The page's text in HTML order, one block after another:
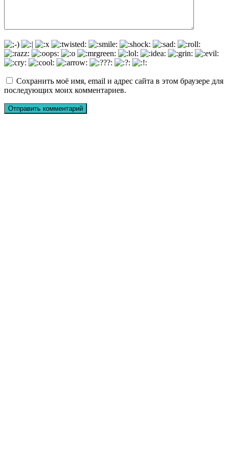
Сохранить моё имя, email и адрес сайта в этом браузере для
последующих моих комментариев.